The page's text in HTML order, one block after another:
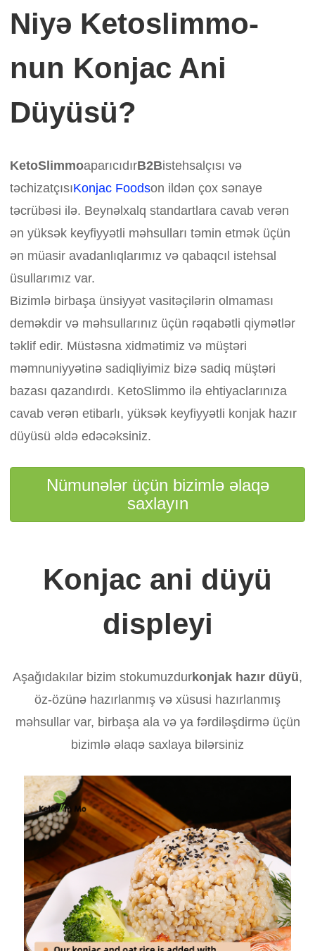
Niyə Ketoslimmo-
nun Konjac Ani
Düyüsü?
KetoSlimmoaparıcıdırB2Bistehsalçısı və
təchizatçısıKonjac Foodson ildən çox sənaye
təcrübəsi ilə. Beynəlxalq standartlara cavab verən
ən yüksək keyfiyyətli məhsulları təmin etmək üçün
ən müasir avadanlıqlarımız və qabaqcıl istehsal
üsullarımız var.
Bizimlə birbaşa ünsiyyət vasitəçilərin olmaması
deməkdir və məhsullarınız üçün rəqabətli qiymətlər
təklif edir. Müstəsna xidmətimiz və müştəri
məmnuniyyətinə sadiqliyimiz bizə sadiq müştəri
bazası qazandırdı. KetoSlimmo ilə ehtiyaclarınıza
cavab verən etibarlı, yüksək keyfiyyətli konjak hazır
düyüsü əldə edəcəksiniz.
Nümunələr üçün bizimlə əlaqə
saxlayın
Konjac ani düyü
displeyi
Aşağıdakılar bizim stokumuzdurkonjak hazır düyü,
öz-özünə hazırlanmış və xüsusi hazırlanmış
məhsullar var, birbaşa ala və ya fərdiləşdirmə üçün
bizimlə əlaqə saxlaya bilərsiniz